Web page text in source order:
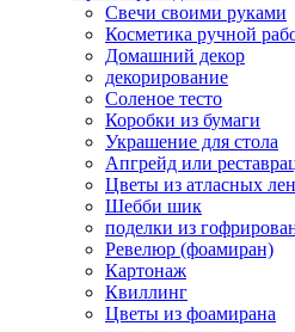
Свечи своими руками
Косметика ручной
Домашний декор
декорирование
Соленое тесто
Коробки из бумаги
Украшение для стола
Апгрейд или
Цветы из атласных
Шебби шик
поделки из
Ревелюр (фоамиран)
Картонаж
Квиллинг
Цветы из фоамирана